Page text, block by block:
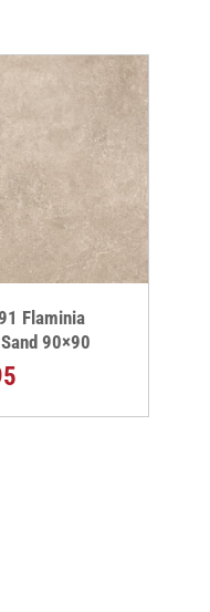
Flaminia
90×90